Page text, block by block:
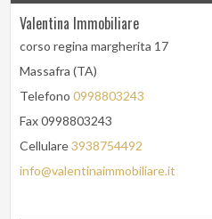
Valentina Immobiliare
corso regina margherita 17
Massafra (TA)
Telefono0998803243
Fax 0998803243
Cellulare3938754492
info@valentinaimmobiliare.it